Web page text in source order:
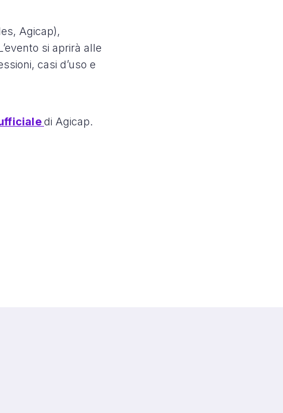
Agicap),
si aprirà alle
casi d’uso e
di Agicap.